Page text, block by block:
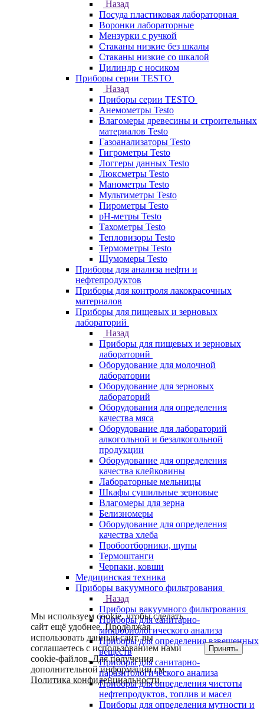
Назад
Посуда пластиковая лабораторная
Воронки лабораторные
Мензурки с ручкой
Стаканы низкие без шкалы
Стаканы низкие со шкалой
Цилиндр с носиком
Приборы серии TESTO
Назад
Приборы серии TESTO
Анемометры Testo
Влагомеры древесины и строительных
материалов Testo
Газоанализаторы Testo
Гигрометры Testo
Логгеры данных Testo
Люксметры Testo
Манометры Testo
Мультиметры Testo
Пирометры Testo
pH-метры Testo
Тахометры Testo
Тепловизоры Testo
Термометры Testo
Шумомеры Testo
Приборы для анализа нефти и
нефтепродуктов
Приборы для контроля лакокрасочных
материалов
Приборы для пищевых и зерновых
лабораторий
Назад
Приборы для пищевых и зерновых
лабораторий
Оборудование для молочной
лаборатории
Оборудование для зерновых
лабораторий
Оборудования для определения
качества мяса
Оборудование для лабораторий
алкогольной и безалкогольной
продукции
Оборудование для определения
качества клейковины
Лабораторные мельницы
Шкафы сушильные зерновые
Влагомеры для зерна
Белизномеры
Оборудование для определения
качества хлеба
Пробоотборники, щупы
Термоштанги
Черпаки, ковши
Медицинская техника
Приборы вакуумного фильтрования
Назад
Приборы вакуумного фильтрования
Приборы для санитарно-
микробиологического анализа
Приборы для определения взвешенных
веществ
Приборы для санитарно-
паразитологического анализа
Приборы для определения чистоты
нефтепродуктов, топлив и масел
Приборы для определения мутности и
Мы используем cookie, чтобы сделать
сайт ещё удобнее. Продолжая
использовать данный сайт, вы
соглашаетесь с использованием нами
cookie-файлов. Для получения
дополнительной информации см.
Политика конфиденциальности.
Принять